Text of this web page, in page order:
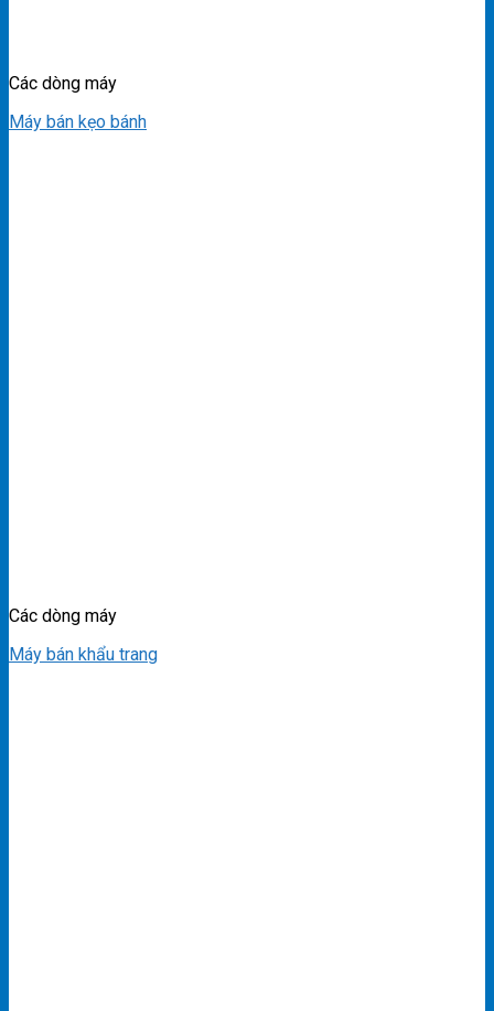
Các dòng máy
Máy bán kẹo bánh
Các dòng máy
Máy bán khẩu trang